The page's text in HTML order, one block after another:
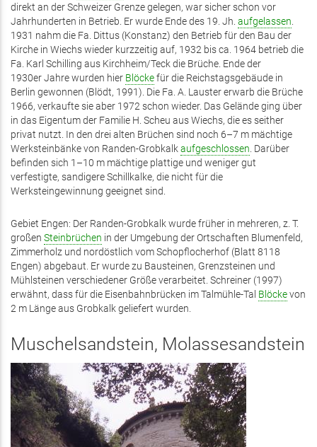
direkt an der Schweizer Grenze gelegen, war sicher schon vor
Jahrhunderten in Betrieb. Er wurde Ende des 19. Jh. aufgelassen.
1931 nahm die Fa. Dittus (Konstanz) den Betrieb für den Bau der
Kirche in Wiechs wieder kurzzeitig auf, 1932 bis ca. 1964 betrieb die
Fa. Karl Schilling aus Kirchheim/Teck die Brüche. Ende der
1930er Jahre wurden hier Blöckefür die Reichstagsgebäude in
Berlin gewonnen (Blödt, 1991). Die Fa. A. Lauster erwarb die Brüche
1966, verkaufte sie aber 1972 schon wieder. Das Gelände ging über
in das Eigentum der Familie H. Scheu aus Wiechs, die es seither
privat nutzt. In den drei alten Brüchen sind noch 6–7 m mächtige
Werksteinbänke von Randen-Grobkalkaufgeschlossen. Darüber
befinden sich 1–10 m mächtige plattige und weniger gut
verfestigte, sandigere Schillkalke, die nicht für die
Werksteingewinnung geeignet sind.
Gebiet Engen: Der Randen-Grobkalk wurde früher in mehreren, z. T.
großen Steinbrüchen in der Umgebung der Ortschaften Blumenfeld,
Zimmerholz und nordöstlich vom Schopflocherhof (Blatt 8118
Engen) abgebaut. Er wurde zu Bausteinen, Grenzsteinen und
Mühlsteinen verschiedener Größe verarbeitet. Schreiner (1997)
erwähnt, dass für die Eisenbahnbrücken im Talmühle-Tal Blöckevon
2 m Länge aus Grobkalk geliefert wurden.
Muschelsandstein, Molassesandstein